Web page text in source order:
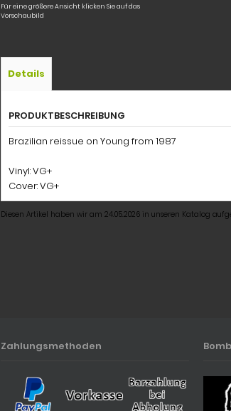
Für eine größere Ansicht klicken Sie auf das
Vorschaubild
Details
PRODUKTBESCHREIBUNG
Brazilian reissue on Young from 1987
Vinyl: VG+
Cover: VG+
Diesen Artikel haben wir am 24.05.2026 in unseren Katalog
Zahlungsmethoden